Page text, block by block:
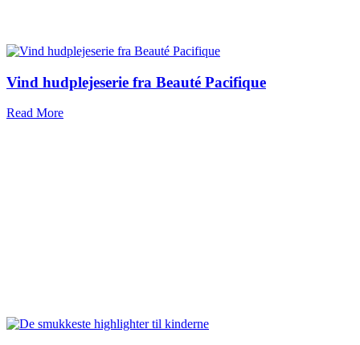
Vind hudplejeserie fra Beauté Pacifique
Read More